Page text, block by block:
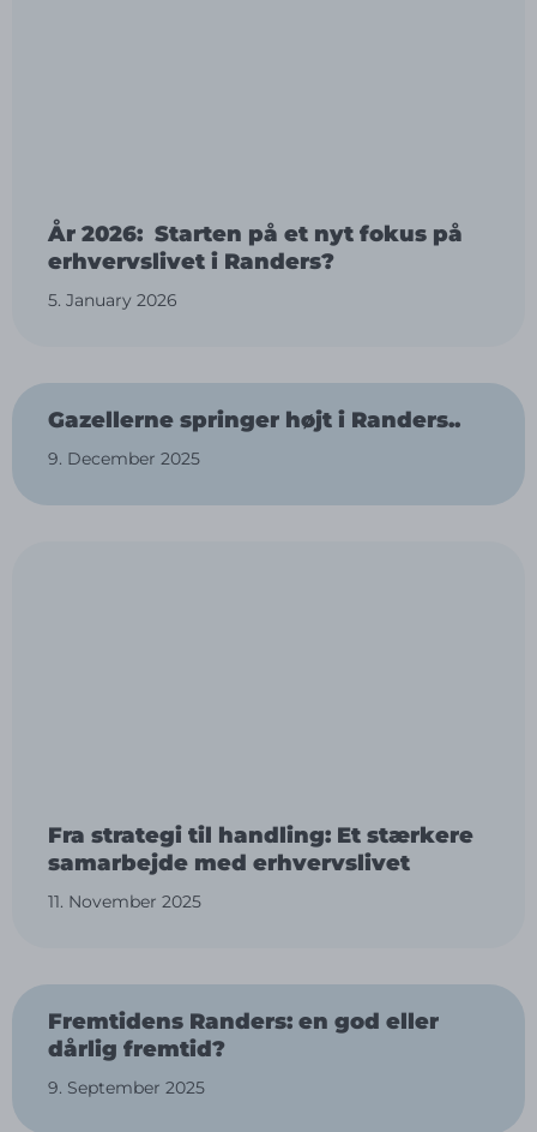
År 2026: Starten på et nyt fokus på
erhvervslivet i Randers?
5. January 2026
Gazellerne springer højt i Randers..
9. December 2025
Fra strategi til handling: Et stærkere
samarbejde med erhvervslivet
11. November 2025
Fremtidens Randers: en god eller
dårlig fremtid?
9. September 2025